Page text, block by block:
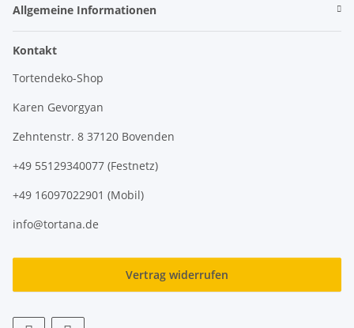
Allgemeine Informationen
Kontakt
Tortendeko-Shop
Karen Gevorgyan
Zehntenstr. 8 37120 Bovenden
+49 55129340077 (Festnetz)
+49 16097022901 (Mobil)
info@tortana.de
Vertrag widerrufen